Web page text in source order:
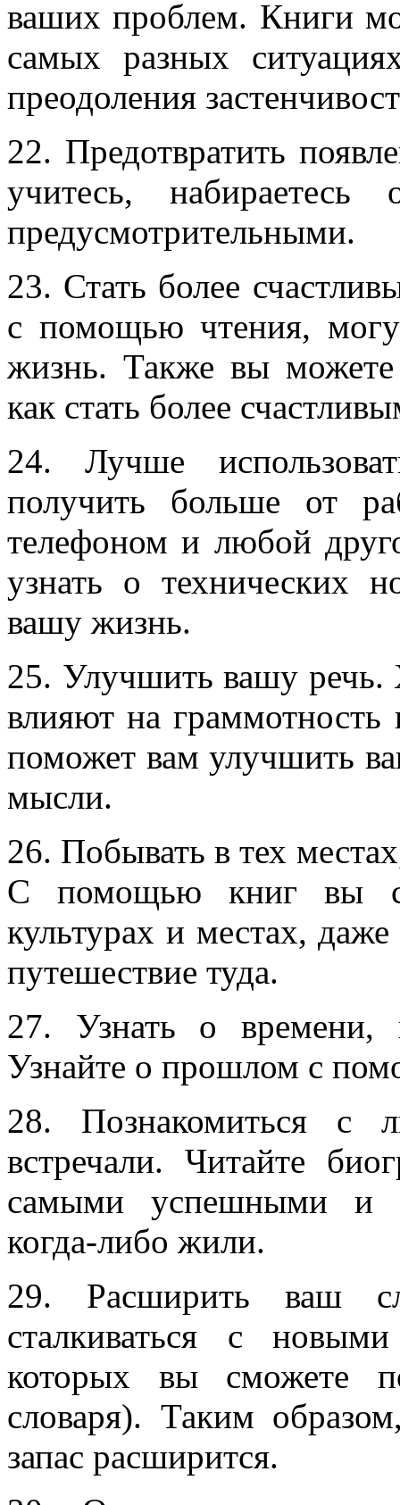
ваших проблем. Книги
самых разных
преодоления
22. Предотвратить
учитесь,
предусмотрительными.
23. Стать более
с помощью чтения,
жизнь. Также вы можете
как стать более
24. Лучше
получить больше от
телефоном и любой
узнать о технических
вашу жизнь.
25. Улучшить вашу речь.
влияют на граммотность
поможет вам улучшить
мысли.
26. Побывать в тех
С помощью книг вы
культурах и местах,
путешествие туда.
27. Узнать о времени,
Узнайте о прошлом с
28. Познакомиться с
встречали. Читайте
самыми успешными и
когда-либо жили.
29. Расширить ваш
сталкиваться с
которых вы сможете
словаря). Таким
запас расширится.